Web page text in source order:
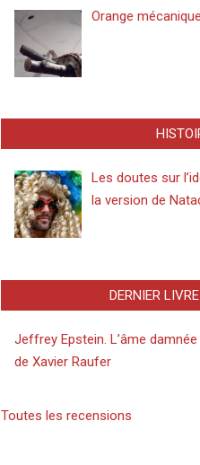
Orange
Les doutes sur
la version de
DERNIER
Jeffrey Epstein. L’âme
de Xavier Raufer
Toutes les recensions